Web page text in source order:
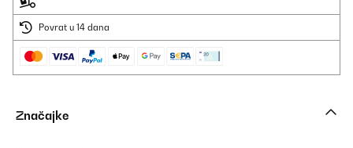
Povrat u 14 dana
Značajke